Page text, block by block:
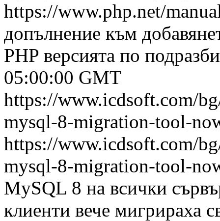
https://www.php.net/
допълнение към
PHP версията по
05:00:00 GMT
https://www.icdsoft.com/
mysql-8-migration-tool-
https://www.icdsoft.com/
mysql-8-migration-tool-
MySQL 8 на всички
клиенти вече мигрираха